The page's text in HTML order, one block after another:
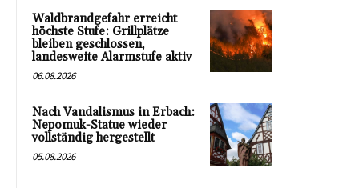
Waldbrandgefahr erreicht
höchste Stufe: Grillplätze
bleiben geschlossen,
landesweite Alarmstufe aktiv
06.08.2026
Nach Vandalismus in Erbach:
Nepomuk-Statue wieder
vollständig hergestellt
05.08.2026